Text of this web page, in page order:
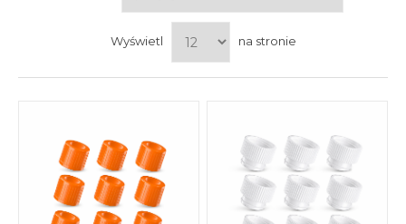
Wyświetl na stronie